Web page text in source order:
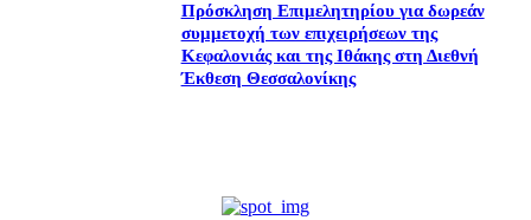
Πρόσκληση Επιμελητηρίου για δωρεάν
συμμετοχή των επιχειρήσεων της
Κεφαλονιάς και της Ιθάκης στη Διεθνή
Έκθεση Θεσσαλονίκης